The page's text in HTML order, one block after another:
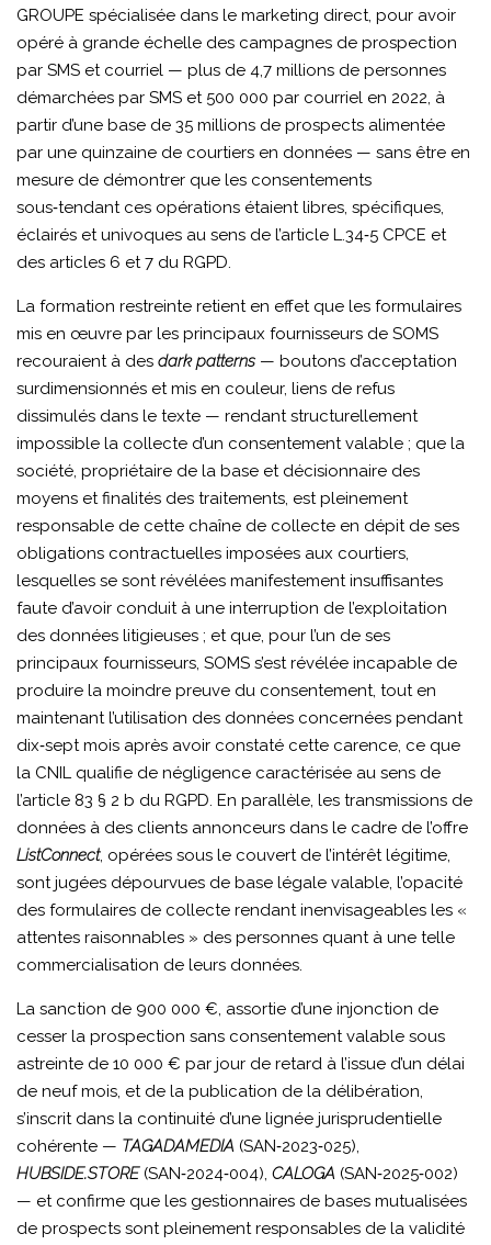
GROUPE spécialisée dans le marketing direct, pour avoir
opéré à grande échelle des campagnes de prospection
par SMS et courriel — plus de 4,7 millions de personnes
démarchées par SMS et 500 000 par courriel en 2022, à
partir d’une base de 35 millions de prospects alimentée
par une quinzaine de courtiers en données — sans être en
mesure de démontrer que les consentements
sous‑tendant ces opérations étaient libres, spécifiques,
éclairés et univoques au sens de l’article L.34‑5 CPCE et
des articles 6 et 7 du RGPD.
La formation restreinte retient en effet que les formulaires
mis en œuvre par les principaux fournisseurs de SOMS
recouraient à des dark patterns — boutons d’acceptation
surdimensionnés et mis en couleur, liens de refus
dissimulés dans le texte — rendant structurellement
impossible la collecte d’un consentement valable ; que la
société, propriétaire de la base et décisionnaire des
moyens et finalités des traitements, est pleinement
responsable de cette chaîne de collecte en dépit de ses
obligations contractuelles imposées aux courtiers,
lesquelles se sont révélées manifestement insuffisantes
faute d’avoir conduit à une interruption de l’exploitation
des données litigieuses ; et que, pour l’un de ses
principaux fournisseurs, SOMS s’est révélée incapable de
produire la moindre preuve du consentement, tout en
maintenant l’utilisation des données concernées pendant
dix‑sept mois après avoir constaté cette carence, ce que
la CNIL qualifie de négligence caractérisée au sens de
l’article 83 § 2 b du RGPD. En parallèle, les transmissions de
données à des clients annonceurs dans le cadre de l’offre
ListConnect, opérées sous le couvert de l’intérêt légitime,
sont jugées dépourvues de base légale valable, l’opacité
des formulaires de collecte rendant inenvisageables les «
attentes raisonnables » des personnes quant à une telle
commercialisation de leurs données.
La sanction de 900 000 €, assortie d’une injonction de
cesser la prospection sans consentement valable sous
astreinte de 10 000 € par jour de retard à l’issue d’un délai
de neuf mois, et de la publication de la délibération,
s’inscrit dans la continuité d’une lignée jurisprudentielle
cohérente — TAGADAMEDIA (SAN‑2023‑025),
HUBSIDE.STORE(SAN‑2024‑004), CALOGA (SAN‑2025‑002)
— et confirme que les gestionnaires de bases mutualisées
de prospects sont pleinement responsables de la validité